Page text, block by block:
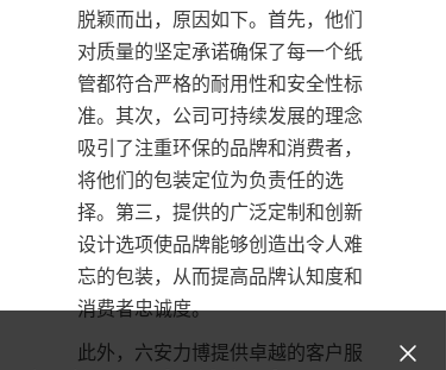
脱颖而出，原因如下。首先，他们
对质量的坚定承诺确保了每一个纸
管都符合严格的耐用性和安全性标
准。其次，公司可持续发展的理念
吸引了注重环保的品牌和消费者，
将他们的包装定位为负责任的选
择。第三，提供的广泛定制和创新
设计选项使品牌能够创造出令人难
忘的包装，从而提高品牌认知度和
消费者忠诚度。
此外，六安力博提供卓越的客户服